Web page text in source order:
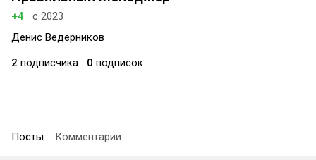
+4
с 2023
Денис Ведерников
2 подписчика 0 подписок
Посты Комментарии